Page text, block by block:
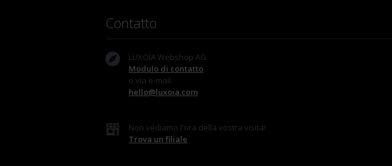
Contatto
LUXOIA Webshop AG
Modulo di contatto
o via e-mail
hello@luxoia.com
Non vediamo l'ora della vostra visita!
Trova un filiale